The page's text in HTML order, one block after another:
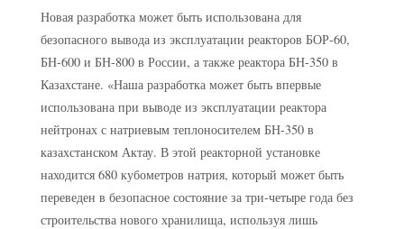
Новая разработка может быть использована для
безопасного вывода из эксплуатации реакторов БОР-60,
БН-600 и БН-800 в России, а также реактора БН-350 в
Казахстане. «Наша разработка может быть впервые
использована при выводе из эксплуатации реактора
нейтронах с натриевым теплоносителем БН-350 в
казахстанском Актау. В этой реакторной установке
находится 680 кубометров натрия, который может быть
переведен в безопасное состояние за три-четыре года без
строительства нового хранилища, используя лишь